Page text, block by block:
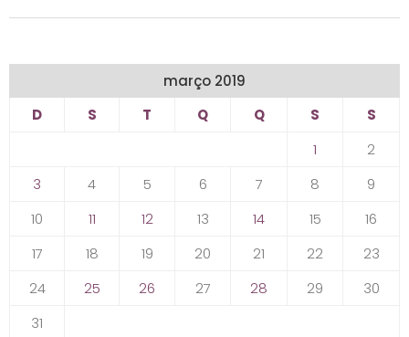
março 2019
D
S T Q Q S
S
1
2
3
4 5 6 7 8
9
10
11 12 13 14 15
16
17
18 19 20 21 22
23
24
25 26 27 28 29
30
31